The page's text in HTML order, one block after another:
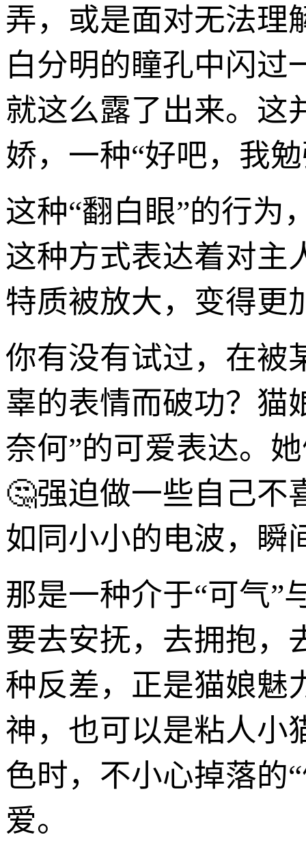
弄，或是面对无法理
白分明的瞳孔中闪过
就这么露了出来。这
娇，一种“好吧，我
这种“翻白眼”的行为
这种方式表达着对主
特质被放大，变得更
你有没有试过，在被
辜的表情而破功？猫
奈何”的可爱表达。
🤔强迫做一些自己不
如同小小的电波，瞬
那是一种介于“可气”
要去安抚，去拥抱，
种反差，正是猫娘魅
神，也可以是粘人小
色时，不小心掉落的
爱。